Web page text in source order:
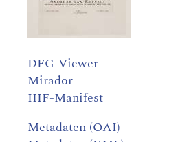
DFG-Viewer
Mirador
IIIF-Manifest
Metadaten (OAI)